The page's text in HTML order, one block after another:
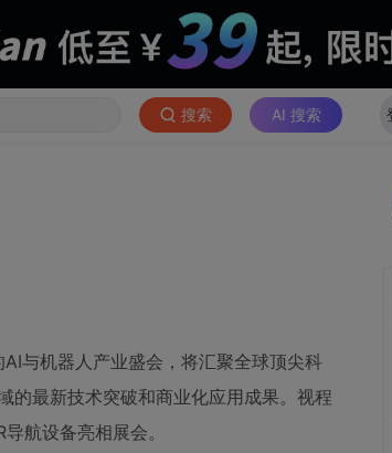
搜索 AI 搜索
与机器人产业盛会，将汇聚全球顶尖科
的最新技术突破和商业化应用成果。视程
航设备亮相展会。